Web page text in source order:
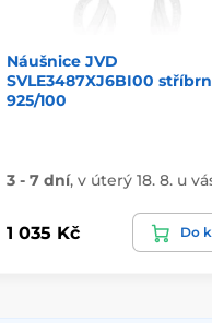
Náušnice JVD
SVLE3487XJ6BI00
925/100
3 - 7 dní, v úterý 18. 8. u
1 035 Kč Do